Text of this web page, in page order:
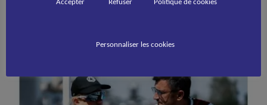
Personnaliser les cookies